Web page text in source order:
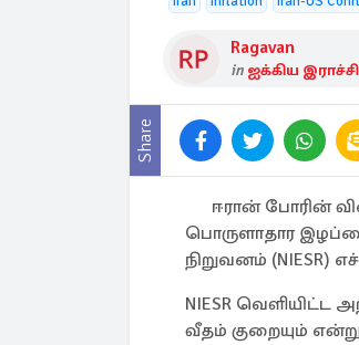
Ragavan
in ஐக்கிய
Share
ஈரான் போரின்
பொருளாதார
நிறுவனம் (NIESR)
NIESR வெளியிட்ட
வீதம் குறையும்